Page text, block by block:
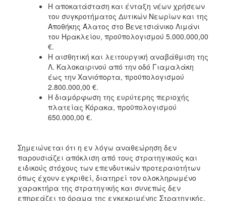
Η αποκατάσταση και ένταξη νέων χρήσεων
του συγκροτήματος Δυτικών Νεωρίων και της
Αποθήκης Άλατος στο Βενετσιάνικο Λιμάνι
του Ηρακλείου, προϋπολογισμού 5.000.000,00
€.
Η αισθητική και λειτουργική αναβάθμιση της
Λ. Καλοκαιρινού από την οδό Γιαμαλάκη
έως την Χανιόπορτα, προϋπολογισμού
2.800.000,00 €.
Η διαμόρφωση της ευρύτερης περιοχής
πλατείας Κόρακα, προϋπολογισμού
650.000,00 €.
Σημειώνεται ότι η εν λόγω αναθεώρηση δεν
παρουσιάζει απόκλιση από τους στρατηγικούς και
ειδικούς στόχους των επενδυτικών προτεραιοτήτων
όπως έχουν εγκριθεί, διατηρεί τον ολοκληρωμένο
χαρακτήρα της στρατηγικής και συνεπώς δεν
επηρεάζει το όραμα της εγκεκριμένης Στρατηγικής.